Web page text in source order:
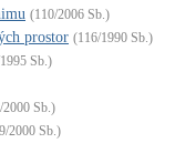
(110/2006 Sb.)
prostor (116/1990 Sb.)
Sb.)
2000 Sb.)
2000 Sb.)